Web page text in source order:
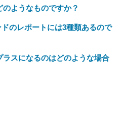
ようなものですか？
のレポートには3種類あるので
スになるのはどのような場合